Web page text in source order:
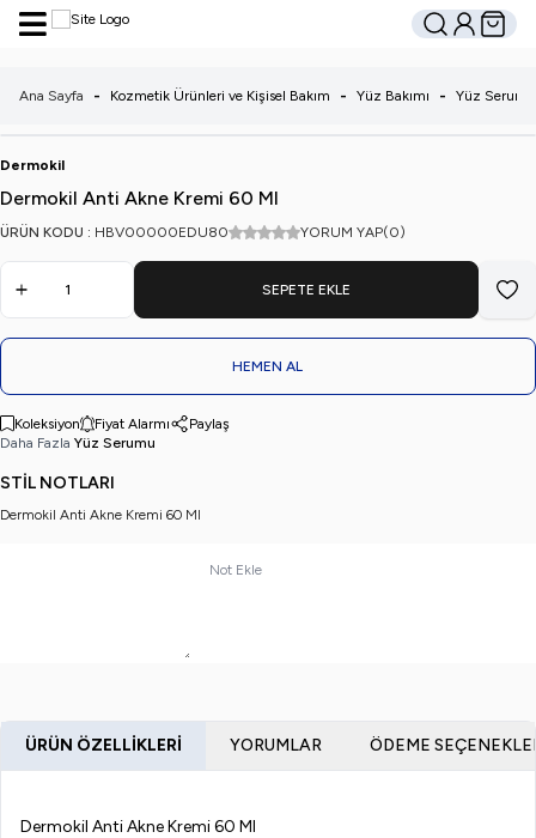
Hesabım
Sepetim
Ana Sayfa - Kozmetik Ürünleri ve Kişisel Bakım - Yüz Bakımı - Yüz Serumu
Dermokil
Dermokil Anti Akne Kremi 60 Ml
ÜRÜN KODU : HBV00000EDU80 YORUM YAP(0)
SEPETE EKLE
HEMEN AL
Koleksiyon Fiyat Alarmı
Paylaş
Daha Fazla Yüz Serumu
STİL NOTLARI
Dermokil Anti Akne Kremi 60 Ml
Not Ekle
ÜRÜN ÖZELLIKLERI YORUMLAR ÖDEME
Dermokil Anti Akne Kremi 60 Ml